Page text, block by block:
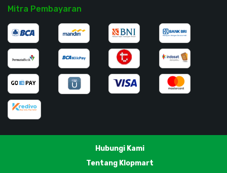
Mitra Pembayaran
Hubungi Kami
Tentang Klopmart